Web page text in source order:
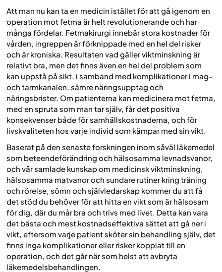
Att man nu kan ta en medicin istället för att gå igenom en
operation mot fetma är helt revolutionerande och har
många fördelar. Fetmakirurgi innebär stora kostnader för
vården, ingreppen är förknippade med en hel del risker
och är kroniska. Resultaten vad gäller viktminskning är
relativt bra, men det finns även en hel del problem som
kan uppstå på sikt, i samband med komplikationer i mag-
och tarmkanalen, sämre näringsupptag och
näringsbrister. Om patienterna kan medicinera mot fetma,
med en spruta som man tar själv, får det positiva
konsekvenser både för samhällskostnaderna, och för
livskvaliteten hos varje individ som kämpar med sin vikt.
Baserat på den senaste forskningen inom såväl läkemedel
som beteendeförändring och hälsosamma levnadsvanor,
och vår samlade kunskap om medicinsk viktminskning,
hälsosamma matvanor och sundare rutiner kring träning
och rörelse, sömn och självledarskap kommer du att få
det stöd du behöver för att hitta en vikt som är hälsosam
för dig, där du mår bra och trivs med livet. Detta kan vara
det bästa och mest kostnadseffektiva sättet att gå ner i
vikt, eftersom varje patient sköter sin behandling själv, det
finns inga komplikationer eller risker kopplat till en
operation, och det går när som helst att avbryta
läkemedelsbehandlingen.